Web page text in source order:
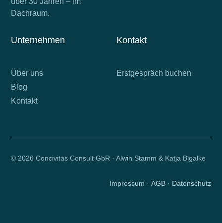
Dachraum.
Unternehmen
Über uns
Blog
Kontakt
Kontakt
Erstgespräch buchen
© 2026 Concivitas Consult GbR · Alwin Stamm & Katja Bigalke
Impressum · AGB· Datenschutz